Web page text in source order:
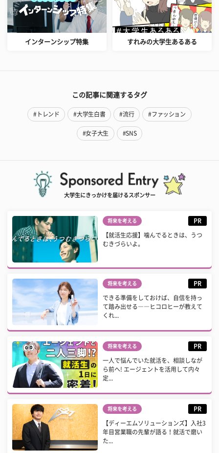
インターンシップ特集 すれみの大学生あるある
この記事に関連するタグ
#トレンド #大学生白書 #流行 #ファッション
#女子大生 #SNS
大学生にきっかけを届けるスポンサー
将来を考える PR
【就活生応援】噛んでるときは、うつ
むきづらいよ。
将来を考える PR
できる準備をしておけば、自信を持っ
て踏み出せる――ヒコロヒーが教えて
くれ...
将来を考える PR
一人で悩んでいた就活を、相談しなが
ら前へ! エージェントを活用して内々
定...
将来を考える PR
【ディーエムソリューションズ】入社3
年目営業職の先輩が語る！就活で磨い
た...